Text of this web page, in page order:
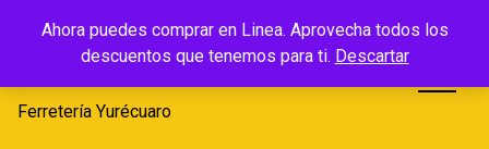
Ahora puedes comprar en Linea. Aprovecha todos los
descuentos que tenemos para ti. Descartar
Ferretería
Yurécuaro
Ferretería Yurécuaro